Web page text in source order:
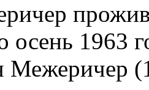
осень 1963
Межеричер